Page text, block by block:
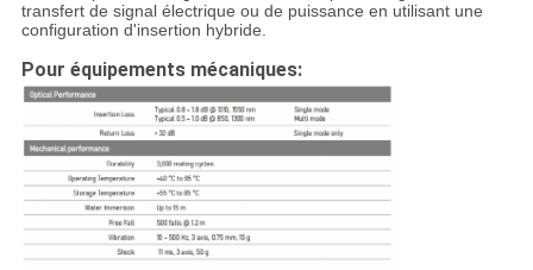
transfert de signal électrique ou de puissance en utilisant une
configuration d'insertion hybride.
Pour équipements mécaniques: